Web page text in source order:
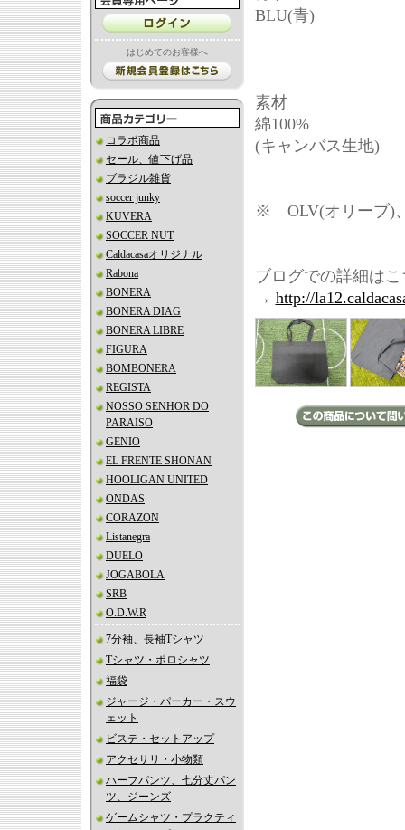
はじめてのお客様へ
コラボ商品
セール、値下げ品
ブラジル雑貨
soccer junky
KUVERA
SOCCER NUT
Caldacasaオリジナル
Rabona
BONERA
BONERA DIAG
BONERA LIBRE
FIGURA
BOMBONERA
REGISTA
NOSSO SENHOR DO
PARAISO
GENIO
EL FRENTE SHONAN
HOOLIGAN UNITED
ONDAS
CORAZON
Listanegra
DUELO
JOGABOLA
SRB
O.D.W.R
7分袖、長袖Tシャツ
Tシャツ・ポロシャツ
福袋
ジャージ・パーカー・スウ
ェット
ビステ・セットアップ
アクセサリ・小物類
ハーフパンツ、七分丈パン
ツ、ジーンズ
ゲームシャツ・プラクティ
BLU(青)
素材
綿100%
(キャンバス生地)
※ OLV(オリーブ)
ブログでの詳細はこ
→ http://